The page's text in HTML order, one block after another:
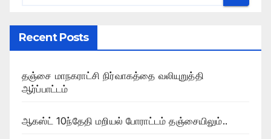
Recent Posts
தஞ்சை மாநகராட்சி நிர்வாகத்தை வலியுறுத்தி
ஆர்ப்பாட்டம்
ஆகஸ்ட் 10ந்தேதி மறியல் போராட்டம் தஞ்சையிலும்..